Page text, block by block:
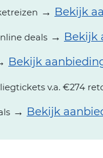
→ Bekijk
deals → Bekijk
Bekijk
v.a. €274
→ Bekijk